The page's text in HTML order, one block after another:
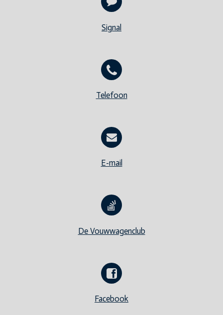
Signal
Telefoon
E-mail
De Vouwwagenclub
Facebook